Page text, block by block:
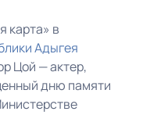
карта» в
Адыгея
Цой — актер,
дню памяти